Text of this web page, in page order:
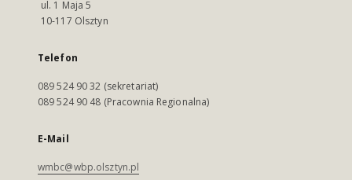
ul. 1 Maja 5
10-117 Olsztyn
Telefon
089 524 90 32 (sekretariat)
089 524 90 48 (Pracownia Regionalna)
E-Mail
wmbc@wbp.olsztyn.pl